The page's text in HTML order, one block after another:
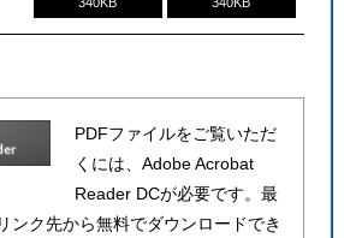
PDFファイルをご覧いただ
くには、Adobe Acrobat
Reader DCが必要です。最
ンク先から無料でダウンロードでき